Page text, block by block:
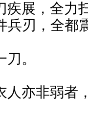
展，全力
兵刃，全都
。
亦非弱者